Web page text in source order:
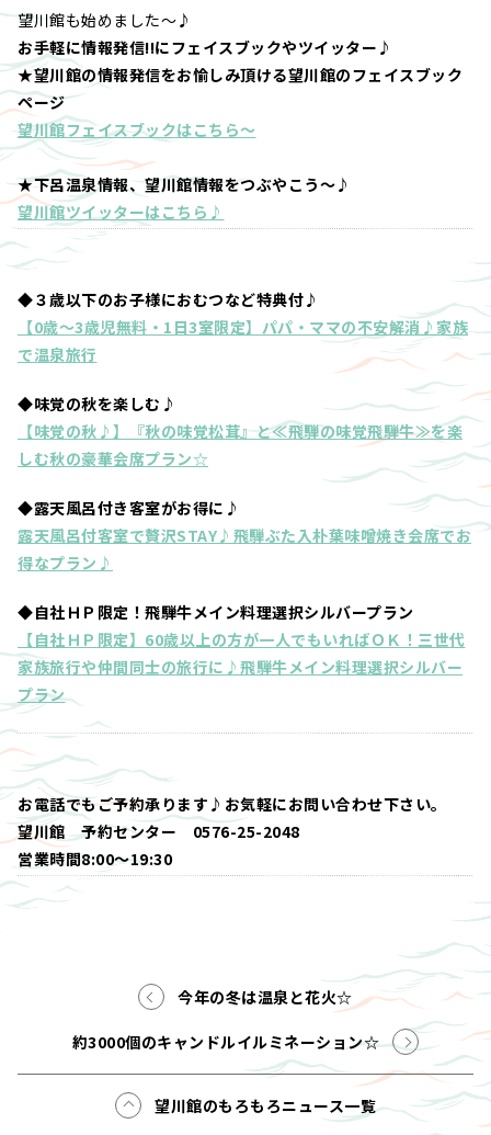
望川館も始めました～♪
お手軽に情報発信!!にフェイスブックやツイッター♪
★望川館の情報発信をお愉しみ頂ける望川館のフェイスブック
ページ
望川館フェイスブックはこちら～
★下呂温泉情報、望川館情報をつぶやこう～♪
望川館ツイッターはこちら♪
◆３歳以下のお子様におむつなど特典付♪
【0歳～3歳児無料・1日3室限定】パパ・ママの不安解消♪家族
で温泉旅行
◆味覚の秋を楽しむ♪
【味覚の秋♪】『秋の味覚松茸』と≪飛騨の味覚飛騨牛≫を楽
しむ秋の豪華会席プラン☆
◆露天風呂付き客室がお得に♪
露天風呂付客室で贅沢STAY♪飛騨ぶた入朴葉味噌焼き会席でお
得なプラン♪
◆自社ＨＰ限定！飛騨牛メイン料理選択シルバープラン
【自社ＨＰ限定】60歳以上の方が一人でもいればＯＫ！三世代
家族旅行や仲間同士の旅行に♪飛騨牛メイン料理選択シルバー
プラン
お電話でもご予約承ります♪お気軽にお問い合わせ下さい。
望川館 予約センター 0576-25-2048
営業時間8:00～19:30
今年の冬は温泉と花火☆
約3000個のキャンドルイルミネーション☆
望川館のもろもろニュース一覧